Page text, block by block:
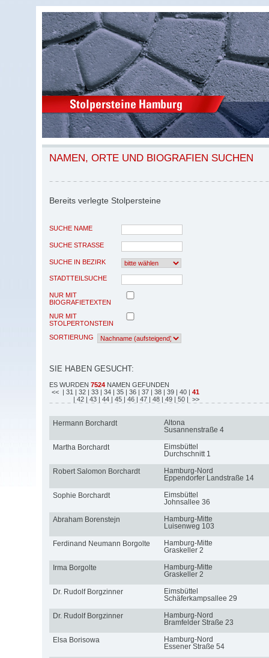
NAMEN, ORTE UND BIOGRAFIEN SUCHEN
Bereits verlegte Stolpersteine
SUCHE NAME
SUCHE STRASSE
SUCHE IN BEZIRK
STADTTEILSUCHE
NUR MIT
BIOGRAFIETEXTEN
NUR MIT
STOLPERTONSTEIN
SORTIERUNG
SIE HABEN GESUCHT:
ES WURDEN 7524 NAMEN GEFUNDEN
<< | 31 | 32 | 33 | 34 | 35 | 36 | 37 | 38 | 39 | 40 | 41
| 42 | 43 | 44 | 45 | 46 | 47 | 48 | 49 | 50 | >>
Hermann Borchardt
Altona
Susannenstraße 4
Martha Borchardt
Eimsbüttel
Durchschnitt 1
Robert Salomon Borchardt
Hamburg-Nord
Eppendorfer Landstraße 14
Sophie Borchardt
Eimsbüttel
Johnsallee 36
Abraham Borenstejn
Hamburg-Mitte
Luisenweg 103
Ferdinand Neumann Borgolte
Hamburg-Mitte
Graskeller 2
Irma Borgolte
Hamburg-Mitte
Graskeller 2
Dr. Rudolf Borgzinner
Eimsbüttel
Schäferkampsallee 29
Dr. Rudolf Borgzinner
Hamburg-Nord
Bramfelder Straße 23
Elsa Borisowa
Hamburg-Nord
Essener Straße 54